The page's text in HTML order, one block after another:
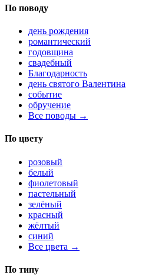
По поводу
день рождения
романтический
годовщина
свадебный
Благодарность
день святого Валентина
событие
обручение
Все поводы →
По цвету
розовый
белый
фиолетовый
пастельный
зелёный
красный
жёлтый
синий
Все цвета →
По типу